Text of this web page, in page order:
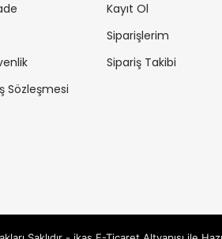
Sözleşmesi
Kayıt Ol
Siparişlerim
Sipariş Takibi